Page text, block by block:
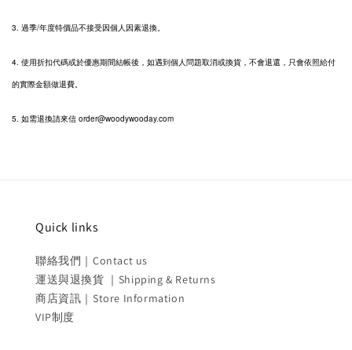
3. 過季/年度特價品不接受因個人因素退換。
4. 使用折扣代碼或於優惠期間結帳後，如遇到個人問題取消或換貨，不會退還，只會依照給付
的實際金額做退費。
5. 如需退換請來信 order@woodywooday.com
Quick links
聯絡我們｜Contact us
運送與退換貨 ｜Shipping & Returns
商店資訊｜Store Information
VIP制度